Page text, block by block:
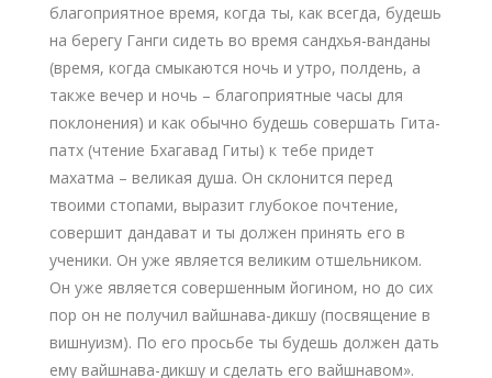
благоприятное время, когда ты, как всегда, будешь
на берегу Ганги сидеть во время сандхья-ванданы
(время, когда смыкаются ночь и утро, полдень, а
также вечер и ночь – благоприятные часы для
поклонения) и как обычно будешь совершать Гита-
патх (чтение Бхагавад Гиты) к тебе придет
махатма – великая душа. Он склонится перед
твоими стопами, выразит глубокое почтение,
совершит дандават и ты должен принять его в
ученики. Он уже является великим отшельником.
Он уже является совершенным йогином, но до сих
пор он не получил вайшнава-дикшу (посвящение в
вишнуизм). По его просьбе ты будешь должен дать
ему вайшнава-дикшу и сделать его вайшнавом».